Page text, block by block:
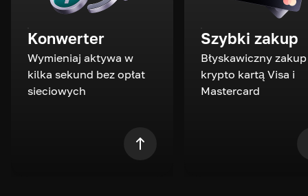
Konwerter
Wymieniaj aktywa w
kilka sekund bez opłat
sieciowych
Szybki zakup
Błyskawiczny zakup
krypto kartą Visa i
Mastercard